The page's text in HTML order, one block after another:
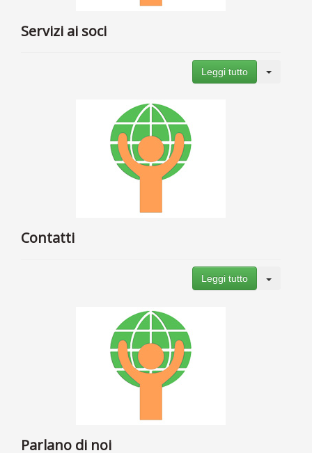
Servizi ai soci
Leggi tutto
Contatti
Leggi tutto
Parlano di noi